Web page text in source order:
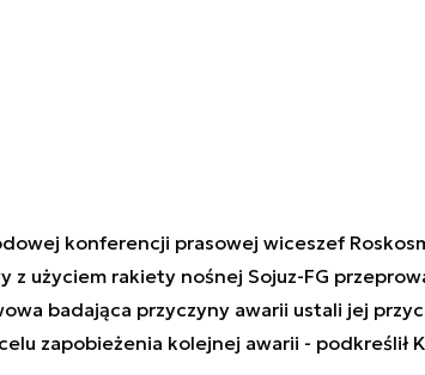
konferencji prasowej wiceszef
z użyciem rakiety nośnej Sojuz-FG
badająca przyczyny awarii ustali jej
zapobieżenia kolejnej awarii - podkreślił